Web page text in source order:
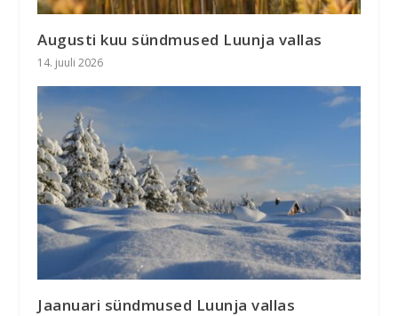
Augusti kuu sündmused Luunja vallas
14. juuli 2026
Jaanuari sündmused Luunja vallas